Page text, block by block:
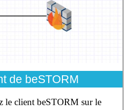
de beSTORM
le client beSTORM sur le